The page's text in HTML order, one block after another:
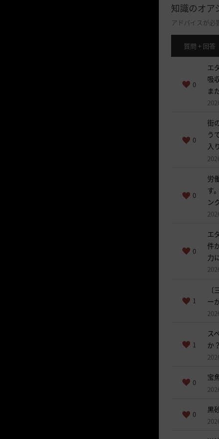
知識のオア
アドバイスが必
質問 + 回答
0
エ
吸
ま
0
街
う
入
0
労
す
ン
0
エ
件
力
1
ー
1
ス
か
0
宝
0
黒